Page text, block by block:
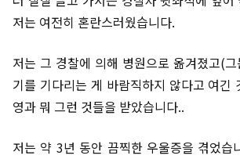
저는 여전히 혼란스러웠습니다.
저는 그 경찰에 의해 병원으로 옮겨졌고(
기를 기다리는 게 바람직하지 않다고 여긴
영과 뭐 그런 것들을 받았습니다..
저는 약 3년 동안 끔찍한 우울증을 겪었습